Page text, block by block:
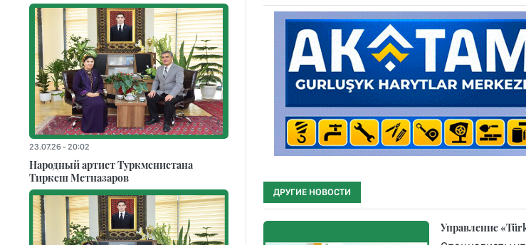
ДРУГИЕ НОВОСТИ
Управление
23.07.26 - 20:02
Народный артист Туркменистана
Тиркеш Мeтназаров